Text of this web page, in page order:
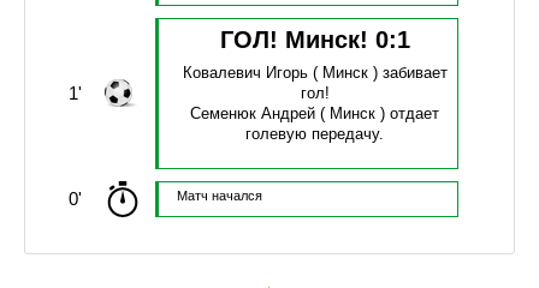
1'
ГОЛ! Минск! 0:1
Ковалевич Игорь( Минск ) забивает
гол!
Семенюк Андрей ( Минск )отдает
голевую передачу.
0' Матч начался